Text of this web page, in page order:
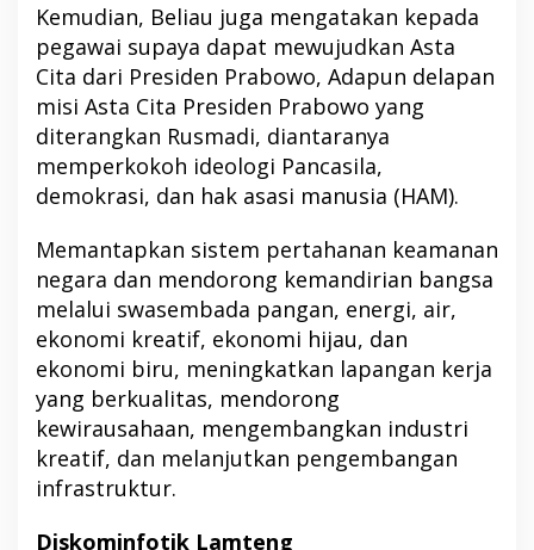
Kemudian, Beliau juga mengatakan kepada
pegawai supaya dapat mewujudkan Asta
Cita dari Presiden Prabowo, Adapun delapan
misi Asta Cita Presiden Prabowo yang
diterangkan Rusmadi, diantaranya
memperkokoh ideologi Pancasila,
demokrasi, dan hak asasi manusia (HAM).
Memantapkan sistem pertahanan keamanan
negara dan mendorong kemandirian bangsa
melalui swasembada pangan, energi, air,
ekonomi kreatif, ekonomi hijau, dan
ekonomi biru, meningkatkan lapangan kerja
yang berkualitas, mendorong
kewirausahaan, mengembangkan industri
kreatif, dan melanjutkan pengembangan
infrastruktur.
Diskominfotik Lamteng